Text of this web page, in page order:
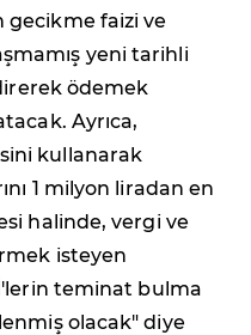
gecikme faizi ve
yeni tarihli
ödemek
Ayrıca,
kullanarak
1 milyon liradan en
halinde, vergi ve
isteyen
teminat bulma
olacak" diye